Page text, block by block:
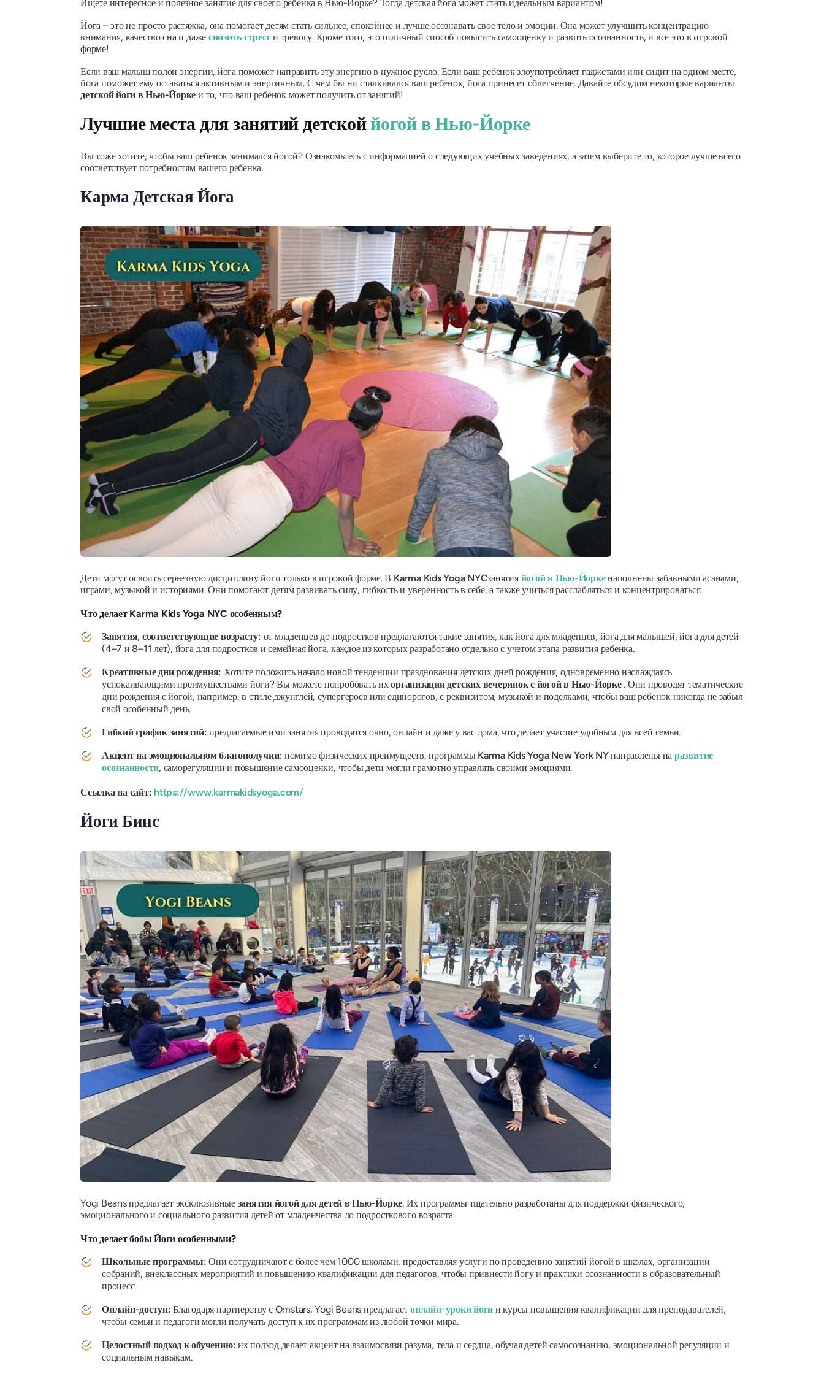
Ищете интересное и полезное занятие для своего ребенка в Нью-Йорке? Тогда детская йога может стать идеальным вариантом!
Йога – это не просто растяжка, она помогает детям стать сильнее, спокойнее и лучше осознавать свое тело и эмоции. Она может улучшить концентрацию
внимания, качество сна и даже снизить стресси тревогу. Кроме того, это отличный способ повысить самооценку и развить осознанность, и все это в игровой
форме!
Если ваш малыш полон энергии, йога поможет направить эту энергию в нужное русло. Если ваш ребенок злоупотребляет гаджетами или сидит на одном месте,
йога поможет ему оставаться активным и энергичным. С чем бы ни сталкивался ваш ребенок, йога принесет облегчение. Давайте обсудим некоторые варианты
детской йоги в Нью-Йорке и то, что ваш ребенок может получить от занятий!
Лучшие места для занятий детскоййогой в Нью-Йорке
Вы тоже хотите, чтобы ваш ребенок занимался йогой? Ознакомьтесь с информацией о следующих учебных заведениях, а затем выберите то, которое лучше всего
соответствует потребностям вашего ребенка.
Карма Детская Йога
Дети могут освоить серьезную дисциплину йоги только в игровой форме. В Karma Kids Yoga NYCзанятия йогой в Нью-Йоркенаполнены забавными асанами,
играми, музыкой и историями. Они помогают детям развивать силу, гибкость и уверенность в себе, а также учиться расслабляться и концентрироваться.
Что делает Karma Kids Yoga NYC особенным?
Занятия, соответствующие возрасту: от младенцев до подростков предлагаются такие занятия, как йога для младенцев, йога для малышей, йога для детей
(4–7 и 8–11 лет), йога для подростков и семейная йога, каждое из которых разработано отдельно с учетом этапа развития ребенка.
Креативные дни рождения: Хотите положить начало новой тенденции празднования детских дней рождения, одновременно наслаждаясь
успокаивающими преимуществами йоги? Вы можете попробовать ихорганизации детских вечеринок с йогой в Нью-Йорке. Они проводят тематические
дни рождения с йогой, например, в стиле джунглей, супергероев или единорогов, с реквизитом, музыкой и поделками, чтобы ваш ребенок никогда не забыл
свой особенный день.
Гибкий график занятий: предлагаемые ими занятия проводятся очно, онлайн и даже у вас дома, что делает участие удобным для всей семьи.
Акцент на эмоциональном благополучии: помимо физических преимуществ, программы Karma Kids Yoga New York NYнаправлены на развитие
осознанности, саморегуляции и повышение самооценки, чтобы дети могли грамотно управлять своими эмоциями.
Ссылка на сайт: https://www.karmakidsyoga.com/
Йоги Бинс
Yogi Beans предлагает эксклюзивные занятия йогой для детей в Нью-Йорке. Их программы тщательно разработаны для поддержки физического,
эмоционального и социального развития детей от младенчества до подросткового возраста.
Что делает бобы Йоги особенными?
Школьные программы: Они сотрудничают с более чем 1000 школами, предоставляя услуги по проведению занятий йогой в школах, организации
собраний, внеклассных мероприятий и повышению квалификации для педагогов, чтобы привнести йогу и практики осознанности в образовательный
процесс.
Онлайн-доступ: Благодаря партнерству с Omstars, Yogi Beans предлагаетонлайн-уроки йоги и курсы повышения квалификации для преподавателей,
чтобы семьи и педагоги могли получать доступ к их программам из любой точки мира.
Целостный подход к обучению: их подход делает акцент на взаимосвязи разума, тела и сердца, обучая детей самосознанию, эмоциональной регуляции и
социальным навыкам.